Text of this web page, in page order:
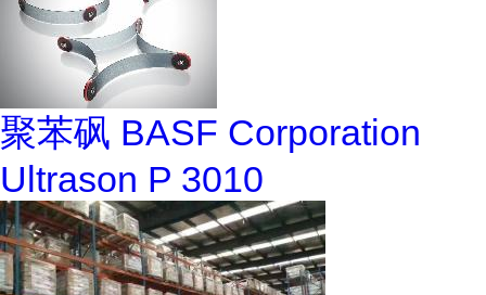
聚苯砜 BASF Corporation
Ultrason P 3010